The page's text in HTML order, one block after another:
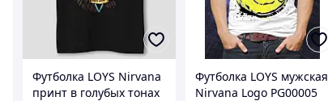
Футболка LOYS Nirvana
принт в голубых тонах
Футболка LOYS мужская
Nirvana Logo PG00005